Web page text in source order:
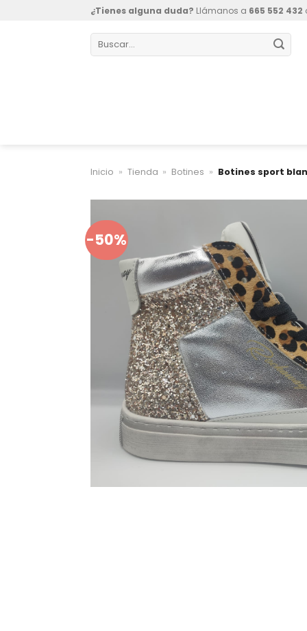
¿Tienes alguna duda? Llámanos a 665 552 432
Buscar
por:
Inicio » Tienda » Botines » Botines sport
-50%